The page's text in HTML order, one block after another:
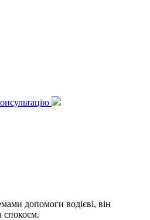
допомоги водієві, він
спокоєм.